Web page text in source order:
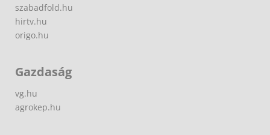
szabadfold.hu
hirtv.hu
origo.hu
Gazdaság
vg.hu
agrokep.hu